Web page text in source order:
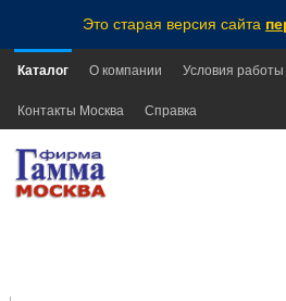
Это старая версия сайта
Каталог О компании Условия работы
Контакты Москва Справка